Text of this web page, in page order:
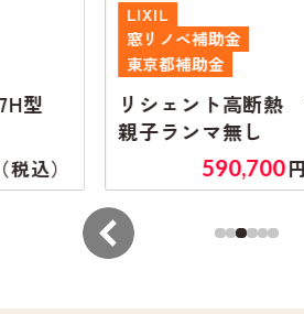
型
込）
LIXIL
窓リノベ補助金
東京都補助金
リシェント高断熱
親子ランマ無し
590,700